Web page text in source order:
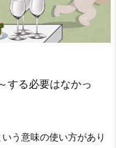
する必要はなかっ
う意味の使い方があり